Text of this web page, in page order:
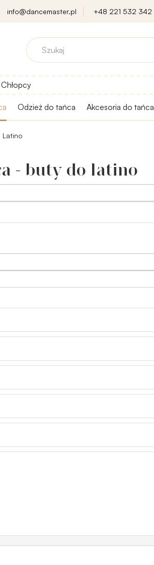
info@dancemaster.pl +48 221 532 342
Chłopcy
Odzież do tańca Akcesoria do tańca
Latino
- buty do latino